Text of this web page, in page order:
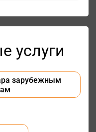
услуги
зарубежным